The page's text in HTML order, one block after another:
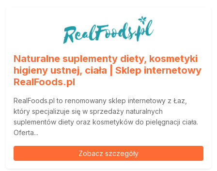
Naturalne suplementy diety, kosmetyki
higieny ustnej, ciała | Sklep internetowy
RealFoods.pl
RealFoods.pl to renomowany sklep internetowy z Łaz,
który specjalizuje się w sprzedaży naturalnych
suplementów diety oraz kosmetyków do pielęgnacji ciała.
Oferta...
Zobacz szczegóły